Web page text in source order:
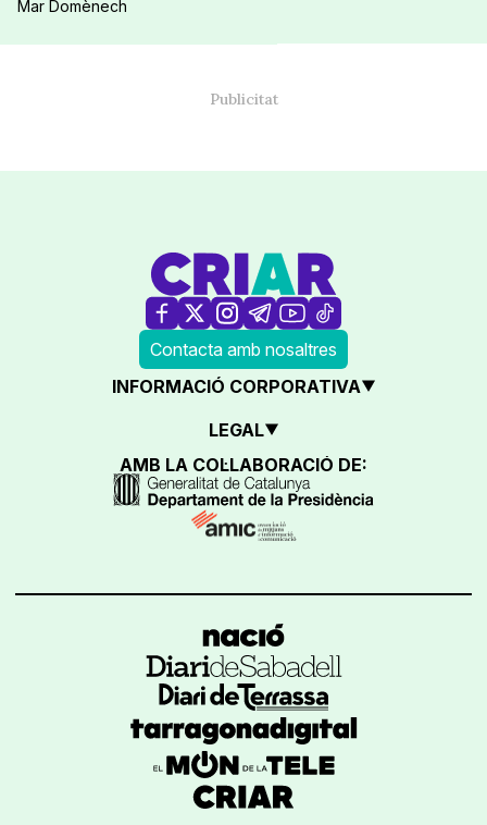
Mar Domènech
Contacta amb nosaltres
INFORMACIÓ CORPORATIVA
LEGAL
AMB LA COL·LABORACIÓ DE: